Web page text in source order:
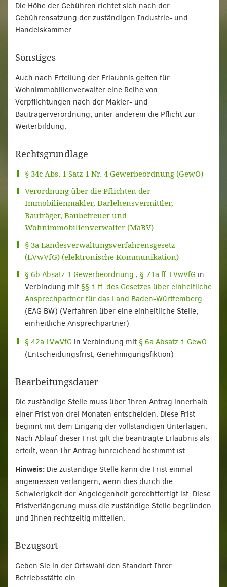
Die Höhe der Gebühren richtet sich nach der
Gebührensatzung der zuständigen Industrie- und
Handelskammer.
Sonstiges
Auch nach Erteilung der Erlaubnis gelten für
Wohnimmobilienverwalter eine Reihe von
Verpflichtungen nach der Makler- und
Bauträgerverordnung, unter anderem die Pflicht zur
Weiterbildung.
Rechtsgrundlage
§ 34c Abs. 1 Satz 1 Nr. 4 Gewerbeordnung (GewO)
Verordnung über die Pflichten der
Immobilienmakler, Darlehensvermittler,
Bauträger, Baubetreuer und
Wohnimmobilienverwalter (MaBV)
§ 3a Landesverwaltungsverfahrensgesetz
(LVwVfG) (elektronische Kommunikation)
§ 6b Absatz 1 Gewerbeordnung , § 71a ff. LVwVfG in
Verbindung mit §§ 1 ff. des Gesetzes über einheitliche
Ansprechpartner für das Land Baden-Württemberg
(EAG BW) (Verfahren über eine einheitliche Stelle,
einheitliche Ansprechpartner)
§ 42a LVwVfG in Verbindung mit § 6a Absatz 1 GewO
(Entscheidungsfrist, Genehmigungsfiktion)
Bearbeitungsdauer
Die zuständige Stelle muss über Ihren Antrag innerhalb
einer Frist von drei Monaten entscheiden. Diese Frist
beginnt mit dem Eingang der vollständigen Unterlagen.
Nach Ablauf dieser Frist gilt die beantragte Erlaubnis als
erteilt, wenn Ihr Antrag hinreichend bestimmt ist.
Hinweis: Die zuständige Stelle kann die Frist einmal
angemessen verlängern, wenn dies durch die
Schwierigkeit der Angelegenheit gerechtfertigt ist. Diese
Fristverlängerung muss die zuständige Stelle begründen
und Ihnen rechtzeitig mitteilen.
Bezugsort
Geben Sie in der Ortswahl den Standort Ihrer
Betriebsstätte ein.